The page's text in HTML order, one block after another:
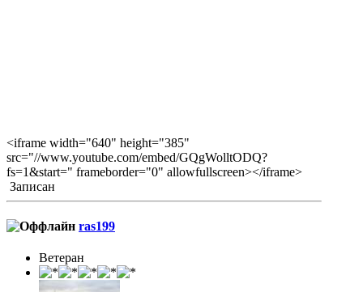
<iframe width="640" height="385"
src="//www.youtube.com/embed/GQgWolltODQ?
fs=1&start=" frameborder="0" allowfullscreen></iframe>
Записан
ras199
Ветеран